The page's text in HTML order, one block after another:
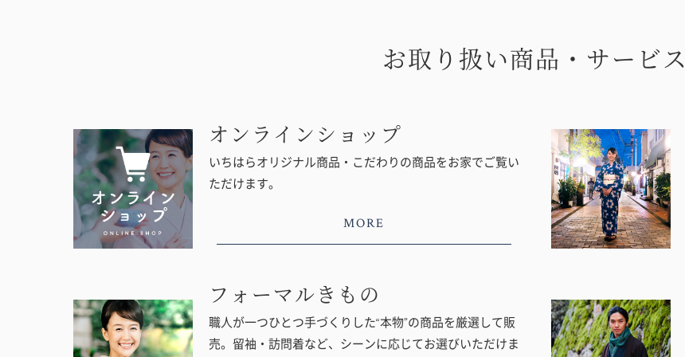
お取り扱い商品・サービス
オンラインショップ
いちはらオリジナル商品・こだわりの商品をお家でご覧い
ただけます。
MORE
フォーマルきもの
職人が一つひとつ手づくりした“本物”の商品を厳選して販
売。留袖・訪問着など、シーンに応じてお選びいただけま